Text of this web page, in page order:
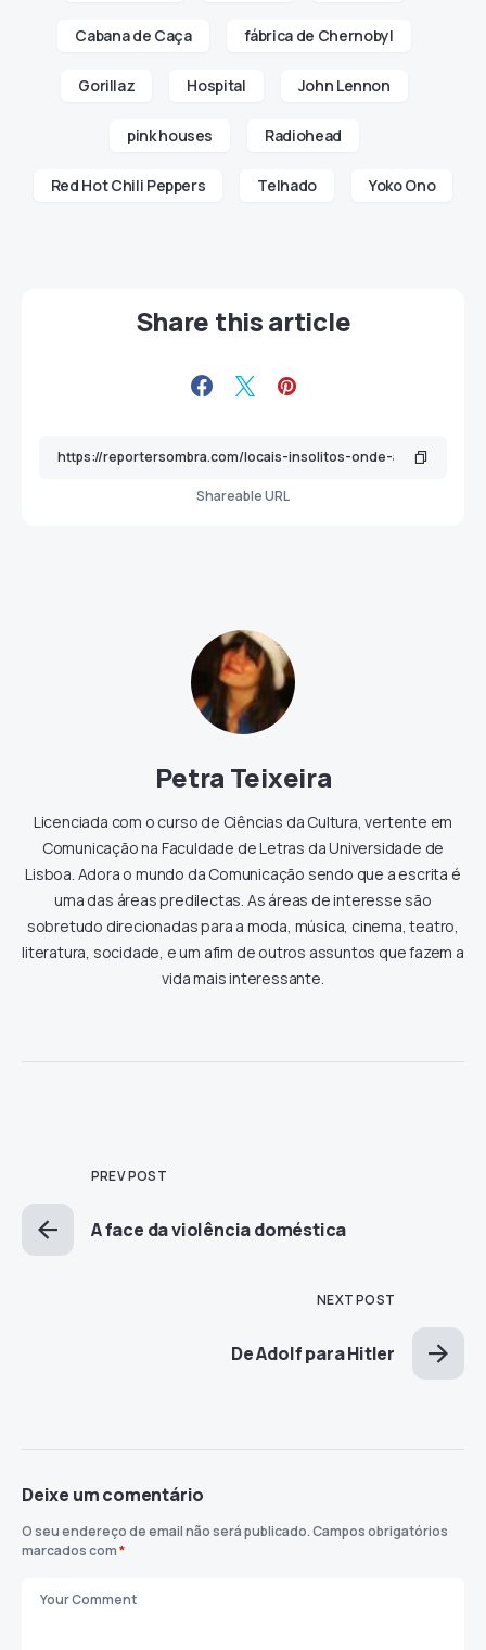
Cabana de Caça fábrica de Chernobyl
Gorillaz Hospital John Lennon
pink houses Radiohead
Red Hot Chili Peppers Telhado Yoko Ono
Share this article
Shareable URL
Petra Teixeira
Licenciada com o curso de Ciências da Cultura, vertente em
Comunicação na Faculdade de Letras da Universidade de
Lisboa. Adora o mundo da Comunicação sendo que a escrita é
uma das áreas predilectas. As áreas de interesse são
sobretudo direcionadas para a moda, música, cinema, teatro,
literatura, socidade, e um afim de outros assuntos que fazem a
vida mais interessante.
PREV POST
A face da violência doméstica
NEXT POST
De Adolf para Hitler
Deixe um comentário
O seu endereço de email não será publicado.Campos obrigatórios
marcados com*